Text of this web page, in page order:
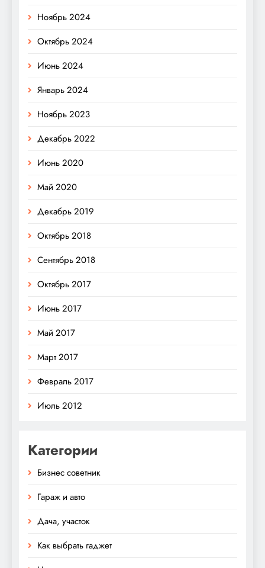
Ноябрь 2024
Октябрь 2024
Июнь 2024
Январь 2024
Ноябрь 2023
Декабрь 2022
Июнь 2020
Май 2020
Декабрь 2019
Октябрь 2018
Сентябрь 2018
Октябрь 2017
Июнь 2017
Май 2017
Март 2017
Февраль 2017
Июль 2012
Категории
Бизнес советник
Гараж и авто
Дача, участок
Как выбрать гаджет